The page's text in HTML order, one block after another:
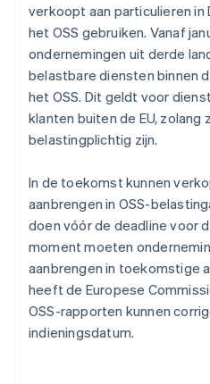
verkoopt aan particulieren in
het OSS gebruiken. Vanaf
ondernemingen uit derde
belastbare diensten binnen
het OSS. Dit geldt voor
klanten buiten de EU, zolang
belastingplichtig zijn.
In de toekomst kunnen
aanbrengen in OSS-
doen vóór de deadline voor
moment moeten
aanbrengen in toekomstige
heeft de Europese
OSS-rapporten kunnen
indieningsdatum.